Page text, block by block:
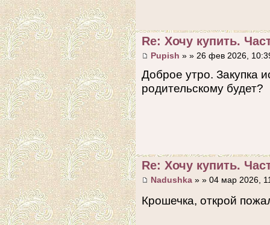
Re: Хочу купить.
Pupish » » 26 фев 2026,
Доброе утро. Закупка
родительскому будет?
Re: Хочу купить.
Nadushka » » 04 мар 2026,
Крошечка, открой